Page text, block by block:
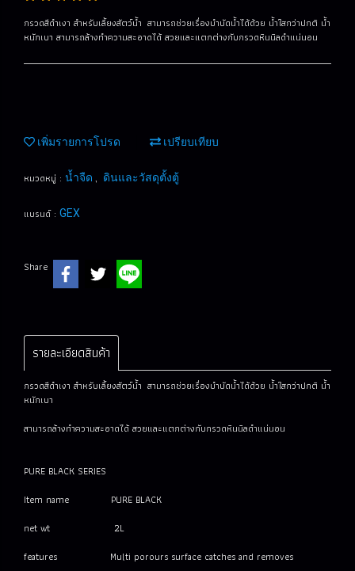
กรวดสีดำเงา สำหรับเลี้ยงสัตว์น้ำ สามารถช่วยเรื่องบำบัดน้ำได้ด้วย น้ำใสกว่าปกติ น้ำ
หนักเบา สามารถล้างทำความสะอาดได้ สวยและแตกต่างกับกรวดหินนิลดำแน่นอน
เพิ่มรายการโปรด เปรียบเทียบ
หมวดหมู่ : น้ำจืด , ดินและวัสดุตั้งตู้
แบรนด์ : GEX
Share
รายละเอียดสินค้า
กรวดสีดำเงา สำหรับเลี้ยงสัตว์น้ำ สามารถช่วยเรื่องบำบัดน้ำได้ด้วย น้ำใสกว่าปกติ น้ำ
หนักเบา
สามารถล้างทำความสะอาดได้ สวยและแตกต่างกับกรวดหินนิลดำแน่นอน
PURE BLACK SERIES
Item name PURE BLACK
net wt 2L
features Multi porours surface catches and removes